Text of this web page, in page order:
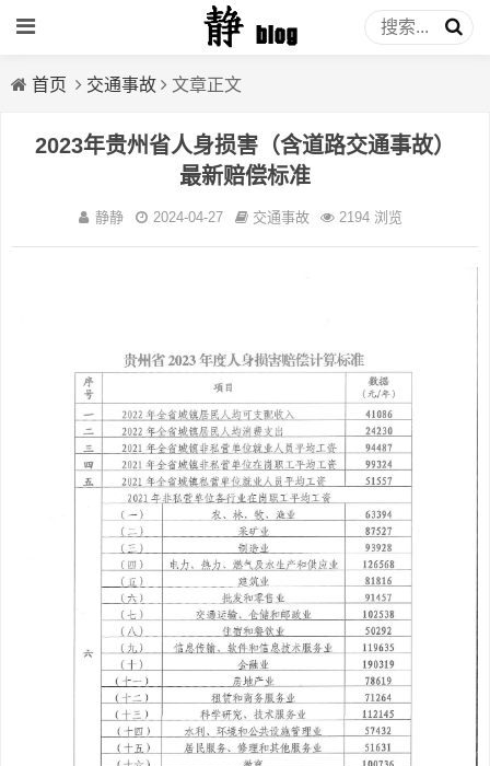
首页 交通事故 文章正文
2023年贵州省人身损害（含道路交通事故）
最新赔偿标准
静静 2024-04-27 交通事故 2194 浏览